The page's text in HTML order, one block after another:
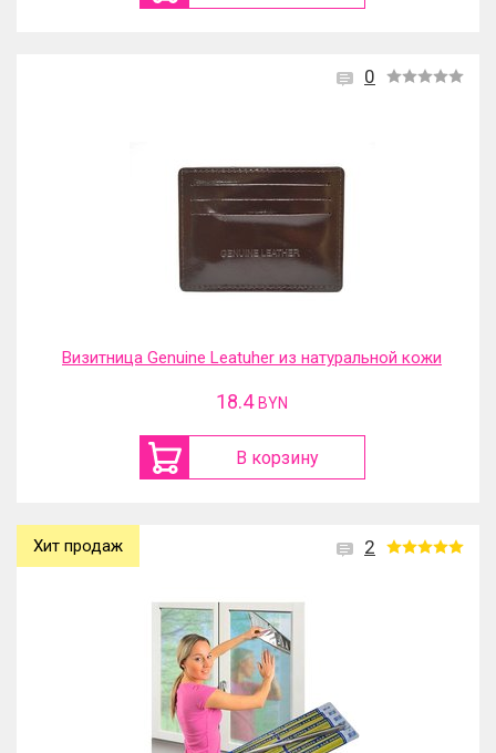
0
Визитница Genuine Leatuher из натуральной кожи
18.4 BYN
В корзину
2
Хит продаж